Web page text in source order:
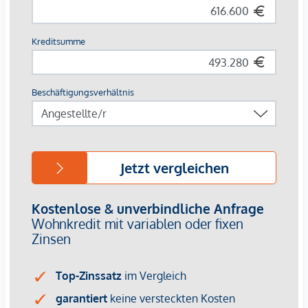
edle Eichen-Parkettboden
hochwertiges Feinsteinzeug
Die monatlichen Betriebskosten sind noch nicht bekannt.
Kaufpreise der Vorsorgewohnungen
Zu erwartender Mietertrag
3% Kundenprovision
Baubeginn Mitte 2024, Fertigstellung Ende 2026
Vorsorgewohnung, die zu Vermietungszwecken erworben
wird. Der angegebene Kaufpreis versteht sich daher zzgl.